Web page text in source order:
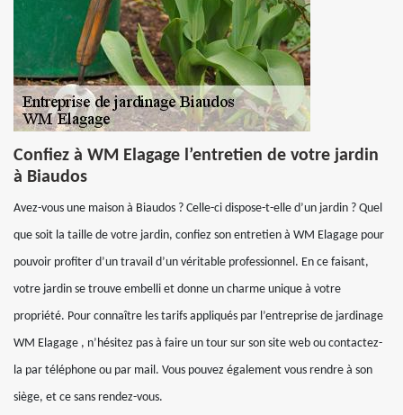
Confiez à WM Elagage l’entretien de votre jardin
à Biaudos
Avez-vous une maison à Biaudos ? Celle-ci dispose-t-elle d’un jardin ? Quel
que soit la taille de votre jardin, confiez son entretien à WM Elagage pour
pouvoir profiter d’un travail d’un véritable professionnel. En ce faisant,
votre jardin se trouve embelli et donne un charme unique à votre
propriété. Pour connaître les tarifs appliqués par l’entreprise de jardinage
WM Elagage , n’hésitez pas à faire un tour sur son site web ou contactez-
la par téléphone ou par mail. Vous pouvez également vous rendre à son
siège, et ce sans rendez-vous.